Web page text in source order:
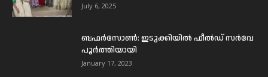
July 6, 2025
ബഫര്‍സോണ്‍: ഇടുക്കിയില്‍ ഫീല്‍ഡ് സര്‍വേ
പൂര്‍ത്തിയായി
January 17, 2023